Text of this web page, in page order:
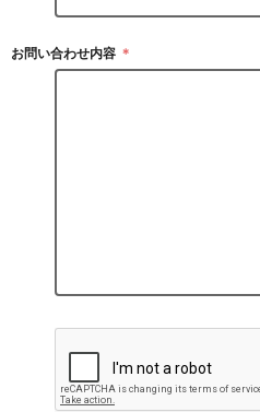
お問い合わせ内容 ＊